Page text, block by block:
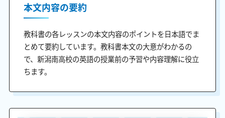
本文内容の要約
教科書の各レッスンの本文内容のポイントを日本語でま
とめて要約しています。教科書本文の大意がわかるの
で、新潟南高校の英語の授業前の予習や内容理解に役立
ちます。